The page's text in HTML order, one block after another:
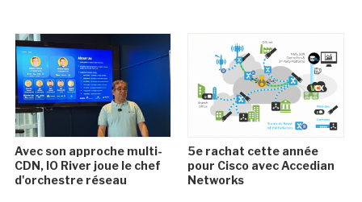
Avec son approche multi-
CDN, IO River joue le chef
d'orchestre réseau
5e rachat cette année
pour Cisco avec Accedian
Networks